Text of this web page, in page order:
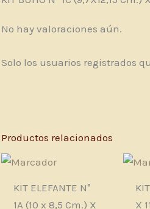
No hay valoraciones aún.
Solo los usuarios registrados
Productos relacionados
KIT ELEFANTE N°
1A (10 x 8,5 Cm.) X
X